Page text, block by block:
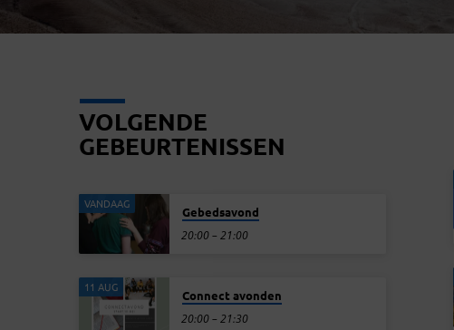
VOLGENDE
GEBEURTENISSEN
VANDAAG
Gebedsavond
20:00 – 21:00
11 AUG
Connect avonden
20:00 – 21:30